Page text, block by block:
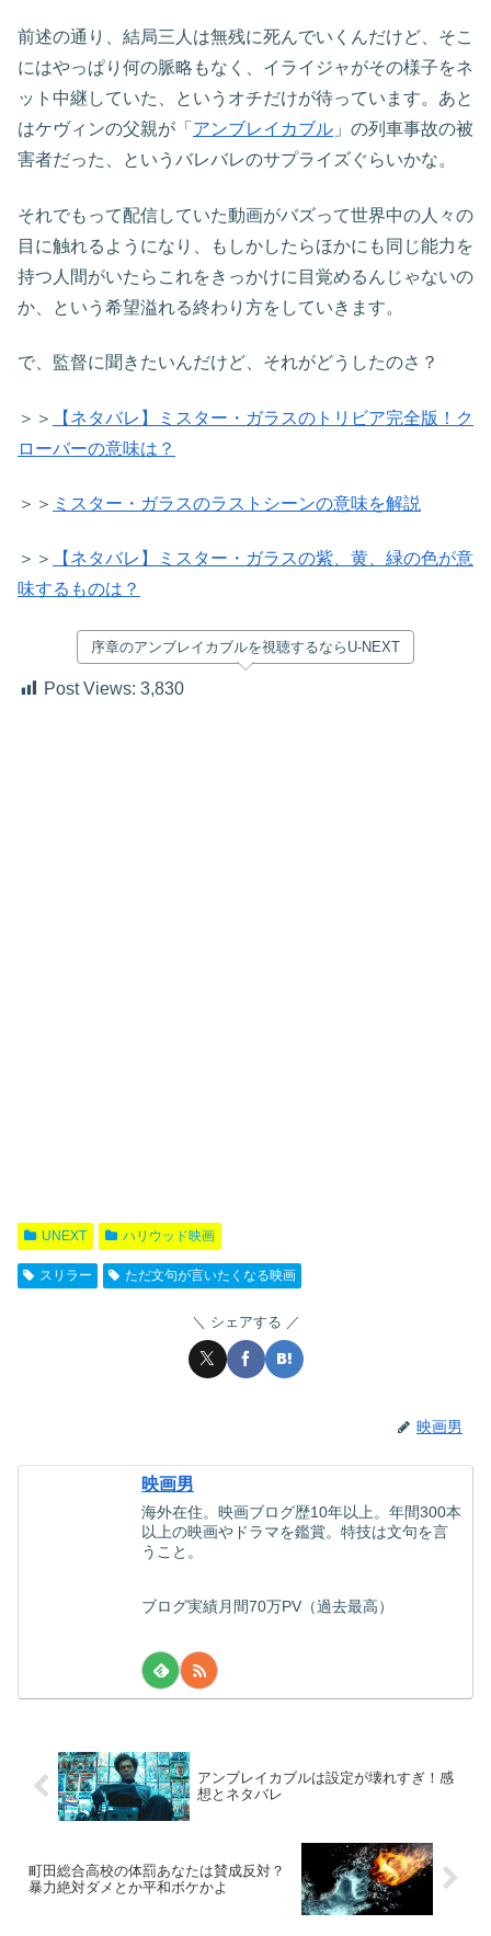
前述の通り、結局三人は無残に死んでいくんだけど、そこ
にはやっぱり何の脈略もなく、イライジャがその様子をネ
ット中継していた、というオチだけが待っています。あと
はケヴィンの父親が「 アンブレイカブル 」の列車事故の被
害者だった、というバレバレのサプライズぐらいかな。
それでもって配信していた動画がバズって世界中の人々の
目に触れるようになり、もしかしたらほかにも同じ能力を
持つ人間がいたらこれをきっかけに目覚めるんじゃないの
か、という希望溢れる終わり方をしていきます。
で、監督に聞きたいんだけど、それがどうしたのさ？
＞＞
【ネタバレ】ミスター・ガラスのトリビア完全版！ク
ローバーの意味は？
＞＞ ミスター・ガラスのラストシーンの意味を解説
＞＞
【ネタバレ】ミスター・ガラスの紫、黄、緑の色が意
味するものは？
序章のアンブレイカブルを視聴するならU-NEXT
Post Views: 3,830
UNEXT ハリウッド映画
スリラー ただ文句が言いたくなる映画
シェアする
映画男
映画男
海外在住。映画ブログ歴10年以上。年間300本
以上の映画やドラマを鑑賞。特技は文句を言
うこと。
ブログ実績月間70万PV（過去最高）
アンブレイカブルは設定が壊れすぎ！感
想とネタバレ
町田総合高校の体罰あなたは賛成反対？
暴力絶対ダメとか平和ボケかよ